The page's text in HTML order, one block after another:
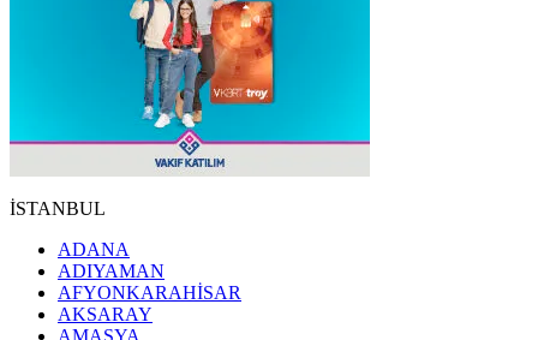
İSTANBUL
ADANA
ADIYAMAN
AFYONKARAHİSAR
AKSARAY